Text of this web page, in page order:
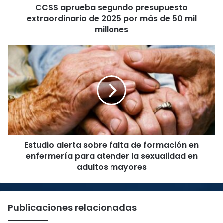
CCSS aprueba segundo presupuesto
extraordinario de 2025 por más de 50 mil
millones
Estudio
alerta
sobre
falta
de
formación
en
enfermería
para
atender
adultos
Estudio alerta sobre falta de formación en
enfermería para atender la sexualidad en
adultos mayores
Publicaciones relacionadas